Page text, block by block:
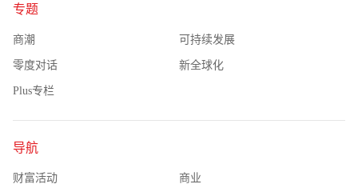
专题
商潮 可持续发展
零度对话 新全球化
Plus专栏
导航
财富活动 商业